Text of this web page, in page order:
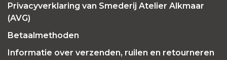
Privacyverklaring van Smederij Atelier Alkmaar
(AVG)
Betaalmethoden
Informatie over verzenden, ruilen en retourneren